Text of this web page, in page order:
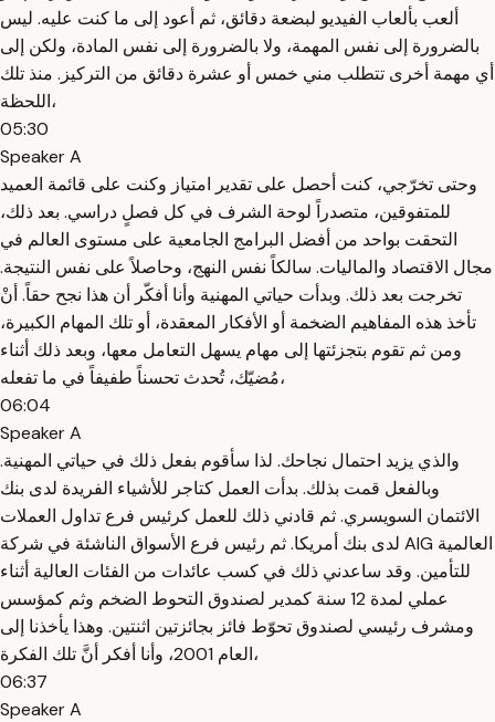
ألعب بألعاب الفيديو لبضعة دقائق، ثم أعود إلى ما كنت عليه. ليس
بالضرورة إلى نفس المهمة، ولا بالضرورة إلى نفس المادة، ولكن إلى
أي مهمة أخرى تتطلب مني خمس أو عشرة دقائق من التركيز. منذ تلك
اللحظة،
05:30
Speaker A
وحتى تخرّجي، كنت أحصل على تقدير امتياز وكنت على قائمة العميد
للمتفوقين، متصدراً لوحة الشرف في كل فصلٍ دراسي. بعد ذلك،
التحقت بواحد من أفضل البرامج الجامعية على مستوى العالم في
مجال الاقتصاد والماليات. سالكاً نفس النهج، وحاصلاً على نفس النتيجة.
تخرجت بعد ذلك. وبدأت حياتي المهنية وأنا أفكّر أن هذا نجح حقاً. أنْ
تأخذ هذه المفاهيم الضخمة أو الأفكار المعقدة، أو تلك المهام الكبيرة،
ومن ثم تقوم بتجزئتها إلى مهام يسهل التعامل معها، وبعد ذلك أثناء
مُضيّك، تُحدث تحسناً طفيفاً في ما تفعله،
06:04
Speaker A
والذي يزيد احتمال نجاحك. لذا سأقوم بفعل ذلك في حياتي المهنية.
وبالفعل قمت بذلك. بدأت العمل كتاجر للأشياء الفريدة لدى بنك
الائتمان السويسري. ثم قادني ذلك للعمل كرئيس فرع تداول العملات
لدى بنك أمريكا. ثم رئيس فرع الأسواق الناشئة في شركة AIG العالمية
للتأمين. وقد ساعدني ذلك في كسب عائدات من الفئات العالية أثناء
عملي لمدة 12 سنة كمدير لصندوق التحوط الضخم وثم كمؤسس
ومشرف رئيسي لصندوق تحوّط فائز بجائزتين اثنتين. وهذا يأخذنا إلى
العام 2001، وأنا أفكر أنَّ تلك الفكرة،
06:37
Speaker A